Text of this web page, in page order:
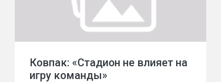
Ковпак: «Стадион не влияет на
игру команды»